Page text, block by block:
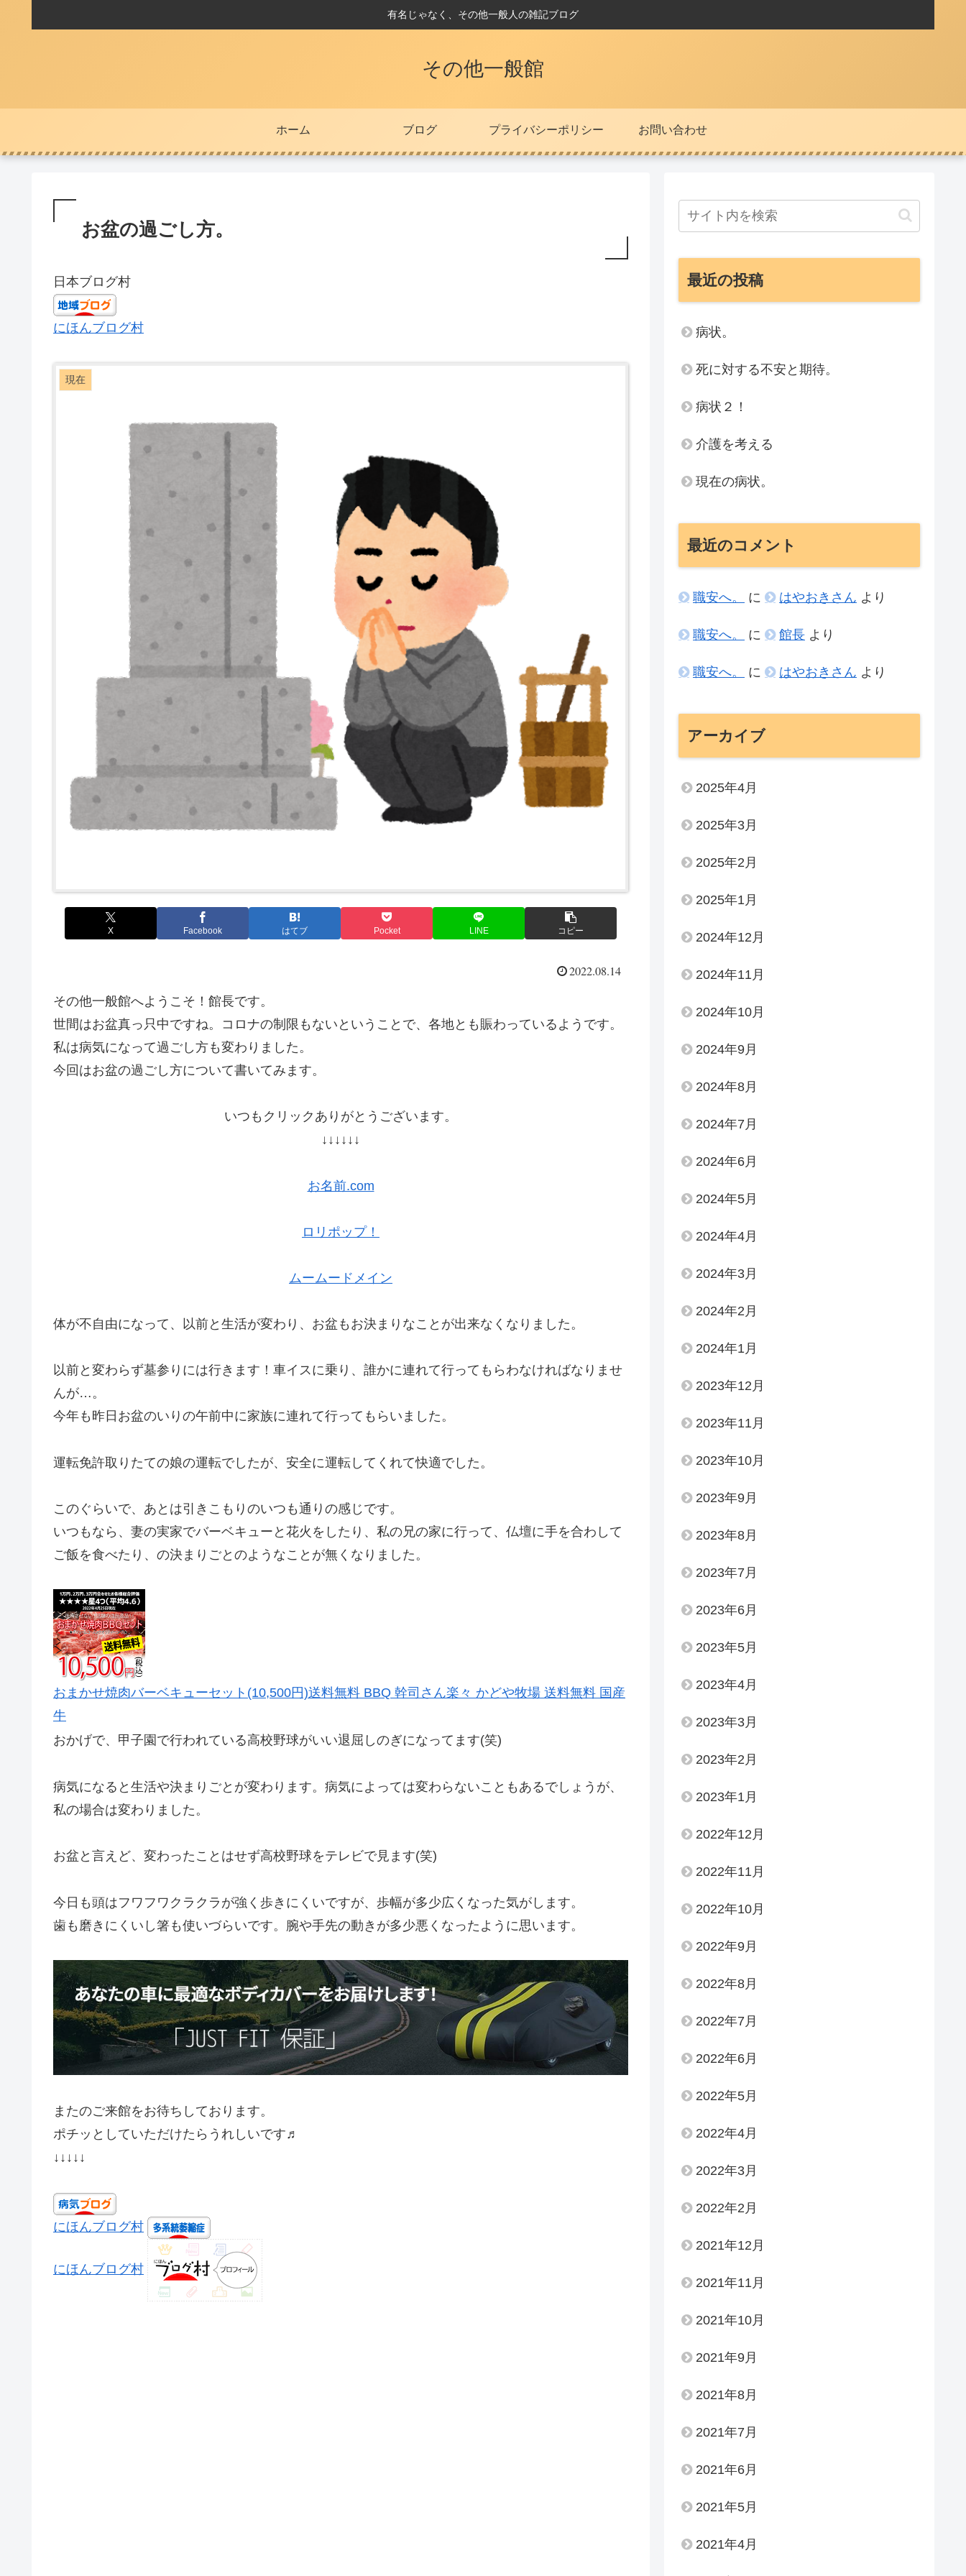
有名じゃなく、その他一般人の雑記ブログ
その他一般館
ホーム ブログ プライバシーポリシー お問い合わせ
お盆の過ごし方。
日本ブログ村
にほんブログ村
現在
X Facebook はてブ Pocket LINE コピー
2022.08.14
その他一般館へようこそ！館長です。
世間はお盆真っ只中ですね。コロナの制限もないということで、各地とも賑わっているようです。
私は病気になって過ごし方も変わりました。
今回はお盆の過ごし方について書いてみます。
いつもクリックありがとうございます。
↓↓↓↓↓↓
お名前.com
ロリポップ！
ムームードメイン
体が不自由になって、以前と生活が変わり、お盆もお決まりなことが出来なくなりました。
以前と変わらず墓参りには行きます！車イスに乗り、誰かに連れて行ってもらわなければなりませ
んが…。
今年も昨日お盆のいりの午前中に家族に連れて行ってもらいました。
運転免許取りたての娘の運転でしたが、安全に運転してくれて快適でした。
このぐらいで、あとは引きこもりのいつも通りの感じです。
いつもなら、妻の実家でバーベキューと花火をしたり、私の兄の家に行って、仏壇に手を合わして
ご飯を食べたり、の決まりごとのようなことが無くなりました。
おまかせ焼肉バーベキューセット(10,500円)送料無料 BBQ 幹司さん楽々 かどや牧場 送料無料 国産
牛
おかげで、甲子園で行われている高校野球がいい退屈しのぎになってます(笑)
病気になると生活や決まりごとが変わります。病気によっては変わらないこともあるでしょうが、
私の場合は変わりました。
お盆と言えど、変わったことはせず高校野球をテレビで見ます(笑)
今日も頭はフワフワクラクラが強く歩きにくいですが、歩幅が多少広くなった気がします。
歯も磨きにくいし箸も使いづらいです。腕や手先の動きが多少悪くなったように思います。
またのご来館をお待ちしております。
ポチッとしていただけたらうれしいです♬
↓↓↓↓↓
にほんブログ村
にほんブログ村
最近の投稿
病状。
死に対する不安と期待。
病状２！
介護を考える
現在の病状。
最近のコメント
職安へ。 に はやおきさん より
職安へ。 に 館長 より
職安へ。 に はやおきさん より
アーカイブ
2025年4月
2025年3月
2025年2月
2025年1月
2024年12月
2024年11月
2024年10月
2024年9月
2024年8月
2024年7月
2024年6月
2024年5月
2024年4月
2024年3月
2024年2月
2024年1月
2023年12月
2023年11月
2023年10月
2023年9月
2023年8月
2023年7月
2023年6月
2023年5月
2023年4月
2023年3月
2023年2月
2023年1月
2022年12月
2022年11月
2022年10月
2022年9月
2022年8月
2022年7月
2022年6月
2022年5月
2022年4月
2022年3月
2022年2月
2021年12月
2021年11月
2021年10月
2021年9月
2021年8月
2021年7月
2021年6月
2021年5月
2021年4月